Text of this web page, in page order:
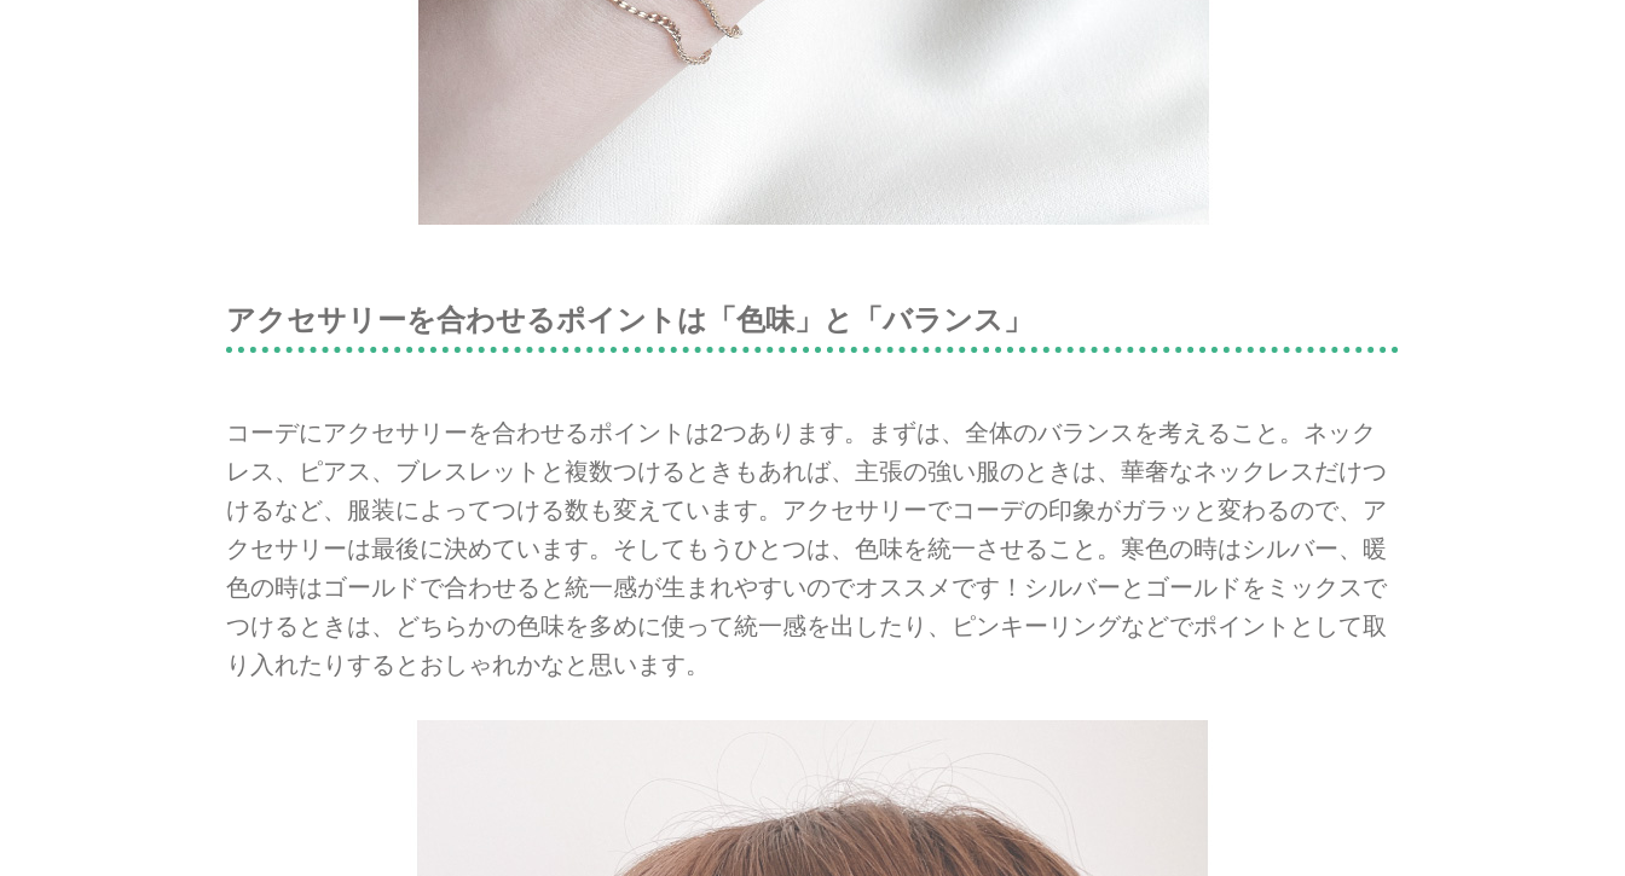
アクセサリーを合わせるポイントは「色味」と「バランス」
コーデにアクセサリーを合わせるポイントは2つあります。まずは、全体のバランスを考えること。ネック
レス、ピアス、ブレスレットと複数つけるときもあれば、主張の強い服のときは、華奢なネックレスだけつ
けるなど、服装によってつける数も変えています。アクセサリーでコーデの印象がガラッと変わるので、ア
クセサリーは最後に決めています。そしてもうひとつは、色味を統一させること。寒色の時はシルバー、暖
色の時はゴールドで合わせると統一感が生まれやすいのでオススメです！シルバーとゴールドをミックスで
つけるときは、どちらかの色味を多めに使って統一感を出したり、ピンキーリングなどでポイントとして取
り入れたりするとおしゃれかなと思います。